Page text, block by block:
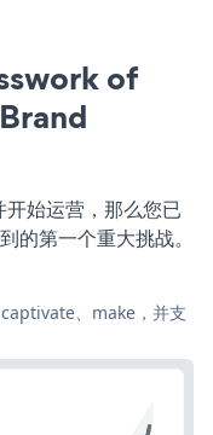
of
始运营，那么您已
的第一个重大挑战。
、make，并支